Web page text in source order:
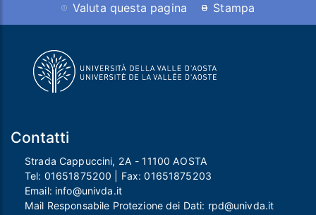
Valuta questa pagina Stampa
Contatti
Strada Cappuccini, 2A - 11100 AOSTA
Tel: 01651875200 | Fax:01651875203
Email: info@univda.it
Mail Responsabile Protezione dei Dati: rpd@univda.it